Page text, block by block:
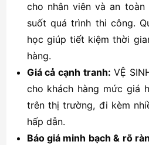
cho nhân viên và an
suốt quá trình thi công.
học giúp tiết kiệm thời
hàng.
Giá cả cạnh tranh: VỆ
cho khách hàng mức giá
trên thị trường, đi kèm
hấp dẫn.
Báo giá minh bạch & rõ